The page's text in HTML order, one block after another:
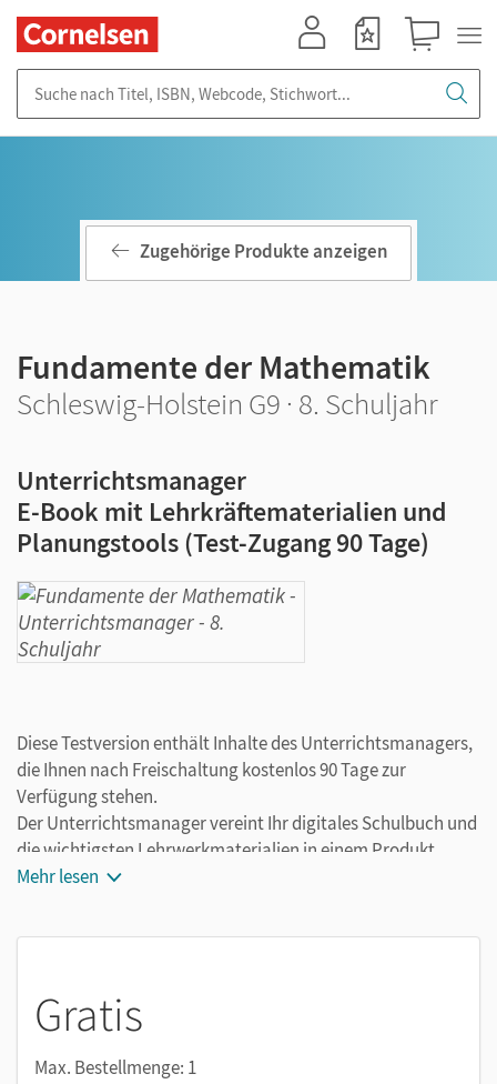
Zugehörige Produkte anzeigen
Fundamente der Mathematik
Schleswig-Holstein G9 · 8. Schuljahr
Unterrichtsmanager
E-Book mit Lehrkräftematerialien und
Planungstools (Test-Zugang 90 Tage)
Diese Testversion enthält Inhalte des Unterrichtsmanagers,
die Ihnen nach Freischaltung kostenlos 90 Tage zur
Verfügung stehen.
Der Unterrichtsmanager vereint Ihr digitales Schulbuch und
die wichtigsten Lehrwerkmaterialien in einem Produkt.
Ergänzt um hilfreiche Planungstools, vereinfacht er Ihre
Mehr lesen
Gratis
Max. Bestellmenge: 1